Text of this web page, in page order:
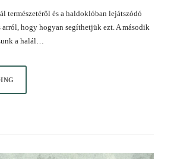
természetéről és a haldoklóban lejátszódó
hogy hogyan segíthetjük ezt. A második
a halál…